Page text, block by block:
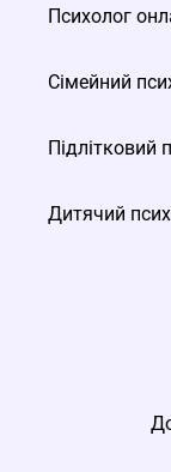
Психолог
Сімейний
Підлітковий
Дитячий